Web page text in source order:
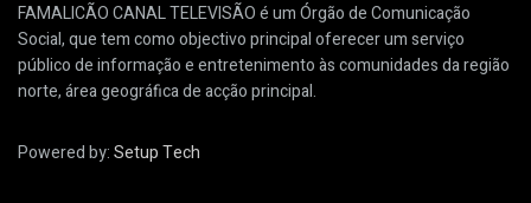
FAMALICÃO CANAL TELEVISÃO é um Órgão de Comunicação
Social, que tem como objectivo principal oferecer um serviço
público de informação e entretenimento às comunidades da região
norte, área geográfica de acção principal.
Powered by:Setup Tech